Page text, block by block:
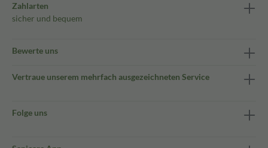
Zahlarten
sicher und bequem
Bewerte uns
Vertraue unserem mehrfach ausgezeichneten Service
Folge uns